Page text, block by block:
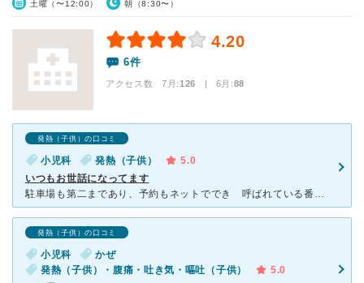
土曜（〜12:00） 朝（8:30〜）
4.20
6件
アクセス数 7月:126 | 6月:88
発熱（子供）の口コミ
小児科 発熱（子供）
5.0
いつもお世話になってます
駐車場も第二まであり、予約もネットででき 呼ばれている番号もネットで見れて便利です。先生は一体いつ休息されているんだろうと思うくらい沢山診察をされていて、診察券に書いてある診察時間を過ぎても 予約して
発熱（子供）の口コミ
小児科
かぜ
発熱（子供）・腹痛・吐き気・嘔吐（子供）
5.0